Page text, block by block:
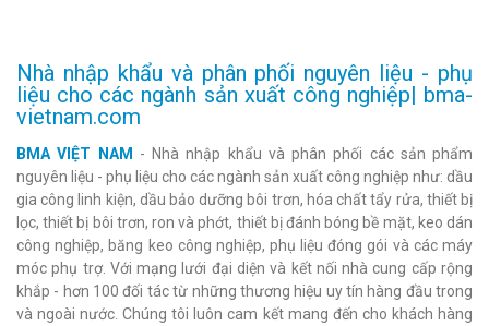
Nhà nhập khẩu và phân phối nguyên liệu - phụ
liệu cho các ngành sản xuất công nghiệp| bma-
vietnam.com
BMA VIỆT NAM - Nhà nhập khẩu và phân phối các sản phẩm
nguyên liệu - phụ liệu cho các ngành sản xuất công nghiệp như: dầu
gia công linh kiện, dầu bảo dưỡng bôi trơn, hóa chất tẩy rửa, thiết bị
lọc, thiết bị bôi trơn, ron và phớt, thiết bị đánh bóng bề mặt, keo dán
công nghiệp, băng keo công nghiệp, phụ liệu đóng gói và các máy
móc phụ trợ. Với mạng lưới đại diện và kết nối nhà cung cấp rộng
khắp - hơn 100 đối tác từ những thương hiệu uy tín hàng đầu trong
và ngoài nước. Chúng tôi luôn cam kết mang đến cho khách hàng